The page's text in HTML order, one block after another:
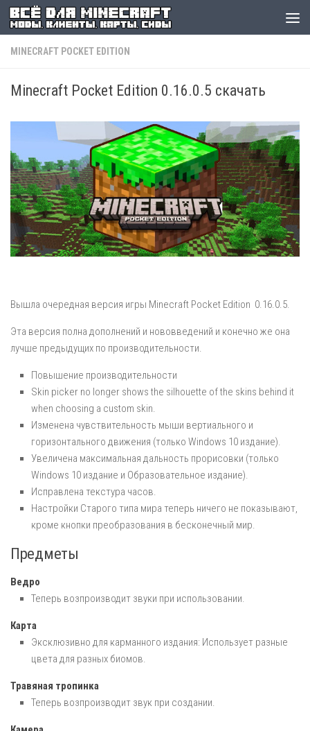
MINECRAFT POCKET EDITION
Minecraft Pocket Edition 0.16.0.5 скачать
Вышла очередная версия игры Minecraft Pocket Edition 0.16.0.5.
Эта версия полна дополнений и нововведений и конечно же она
лучше предыдущих по производительности.
Повышение производительности
Skin picker no longer shows the silhouette of the skins behind it
when choosing a custom skin.
Изменена чувствительность мыши вертиального и
горизонтального движения (только Windows 10 издание).
Увеличена максимальная дальность прорисовки (только
Windows 10 издание и Образовательное издание).
Исправлена текстура часов.
Настройки Старого типа мира теперь ничего не показывают,
кроме кнопки преобразования в бесконечный мир.
Предметы
Ведро
Теперь возпроизводит звуки при использовании.
Карта
Эксклюзивно для карманного издания: Использует разные
цвета для разных биомов.
Травяная тропинка
Теперь возпроизводит звук при создании.